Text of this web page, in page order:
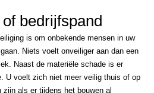
bedrijfspand
is om onbekende mensen in uw
Niets voelt onveiliger aan dan een
Naast de materiële schade is er
U voelt zich niet meer veilig thuis of op
als er tijdens het bouwen al